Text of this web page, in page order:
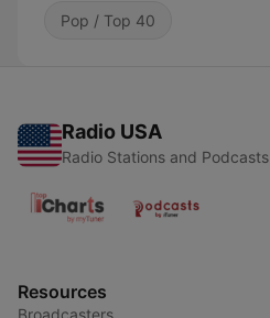
Pop / Top 40
Radio USA
Radio Stations and Podcasts
Resources
Broadcasters